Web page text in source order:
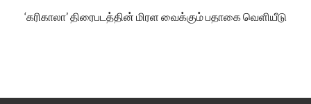
‘கரிகாலா’ திரைபடத்தின் மிரள வைக்கும் பதாகை வெளியீடு